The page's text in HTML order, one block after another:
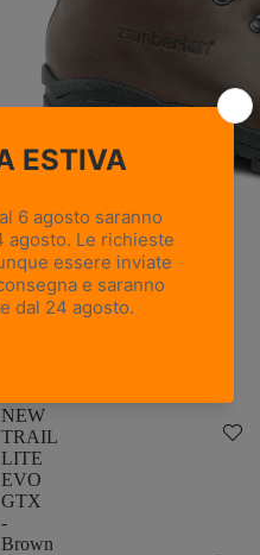
18 recensioni
NEW TRAIL LITE GTX -
Marrone Nocciola
Pelle pieno fiore con trattamento
Hydrobloc®
NEW
TRAIL
LITE
EVO
GTX
-
Brown